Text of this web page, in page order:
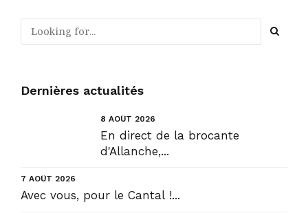
Dernières actualités
8 AOÛT 2026
En direct de la brocante
d'Allanche,...
7 AOÛT 2026
Avec vous, pour le Cantal !...